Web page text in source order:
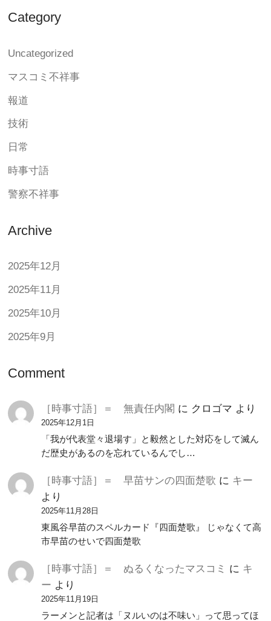
Category
Uncategorized
マスコミ不祥事
報道
技術
日常
時事寸語
警察不祥事
Archive
2025年12月
2025年11月
2025年10月
2025年9月
Comment
［時事寸語］＝ 無責任内閣 に クロゴマ より
2025年12月1日
「我が代表堂々退場す」と毅然とした対応をして滅ん
だ歴史があるのを忘れているんでし…
［時事寸語］＝ 早苗サンの四面楚歌 に キー
より
2025年11月28日
東風谷早苗のスペルカード『四面楚歌』 じゃなくて高
市早苗のせいで四面楚歌
［時事寸語］＝ ぬるくなったマスコミ に キ
ー より
2025年11月19日
ラーメンと記者は「ヌルいのは不味い」って思ってほ